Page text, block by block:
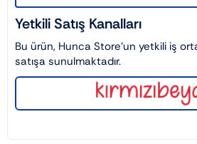
Yetkili Satış Kanalları
Bu ürün, Hunca Store’un yetkili iş
satışa sunulmaktadır.